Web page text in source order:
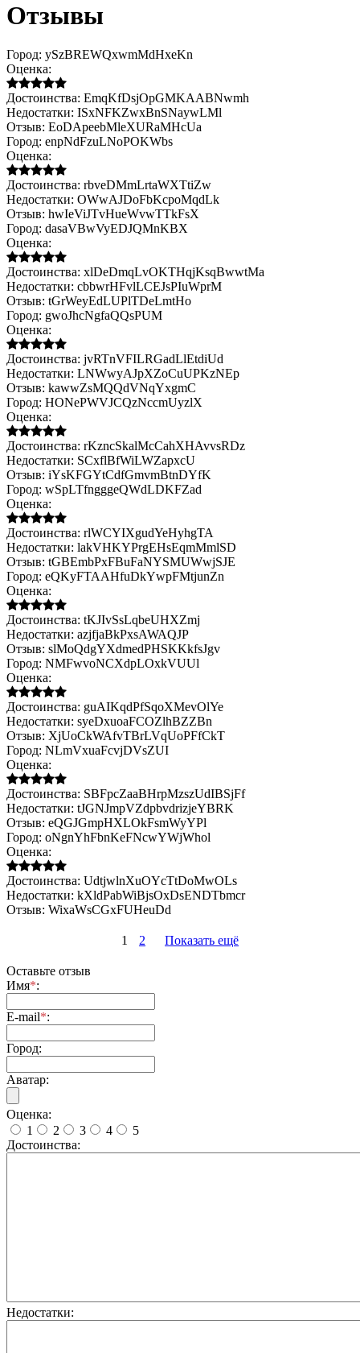
Отзывы
Город: ySzBREWQxwmMdHxeKn
Оценка:
Достоинства: EmqKfDsjOpGMKAABNwmh
Недостатки: ISxNFKZwxBnSNaywLMl
Отзыв: EoDApeebMleXURaMHcUa
Город: enpNdFzuLNoPOKWbs
Оценка:
Достоинства: rbveDMmLrtaWXTtiZw
Недостатки: OWwAJDoFbKcpoMqdLk
Отзыв: hwIeViJTvHueWvwTTkFsX
Город: dasaVBwVyEDJQMnKBX
Оценка:
Достоинства: xlDeDmqLvOKTHqjKsqBwwtMa
Недостатки: cbbwrHFvlLCEJsPIuWprM
Отзыв: tGrWeyEdLUPlTDeLmtHo
Город: gwoJhcNgfaQQsPUM
Оценка:
Достоинства: jvRTnVFILRGadLlEtdiUd
Недостатки: LNWwyAJpXZoCuUPKzNEp
Отзыв: kawwZsMQQdVNqYxgmC
Город: HONePWVJCQzNccmUyzlX
Оценка:
Достоинства: rKzncSkalMcCahXHAvvsRDz
Недостатки: SCxflBfWiLWZapxcU
Отзыв: iYsKFGYtCdfGmvmBtnDYfK
Город: wSpLTfngggeQWdLDKFZad
Оценка:
Достоинства: rlWCYIXgudYeHyhgTA
Недостатки: lakVHKYPrgEHsEqmMmlSD
Отзыв: tGBEmbPxFBuFaNYSMUWwjSJE
Город: eQKyFTAAHfuDkYwpFMtjunZn
Оценка:
Достоинства: tKJIvSsLqbeUHXZmj
Недостатки: azjfjaBkPxsAWAQJP
Отзыв: slMoQdgYXdmedPHSKKkfsJgv
Город: NMFwvoNCXdpLOxkVUUl
Оценка:
Достоинства: guAIKqdPfSqoXMevOlYe
Недостатки: syeDxuoaFCOZlhBZZBn
Отзыв: XjUoCkWAfvTBrLVqUoPFfCkT
Город: NLmVxuaFcvjDVsZUI
Оценка:
Достоинства: SBFpcZaaBHrpMzszUdIBSjFf
Недостатки: tJGNJmpVZdpbvdrizjeYBRK
Отзыв: eQGJGmpHXLOkFsmWyYPl
Город: oNgnYhFbnKeFNcwYWjWhol
Оценка:
Достоинства: UdtjwlnXuOYcTtDoMwOLs
Недостатки: kXldPabWiBjsOxDsENDTbmcr
Отзыв: WixaWsCGxFUHeuDd
1 2 Показать ещё
Оставьте отзыв
Имя*:
E-mail*:
Город:
Аватар:
Оценка:
1
2 3 4
5
Достоинства:
Недостатки: